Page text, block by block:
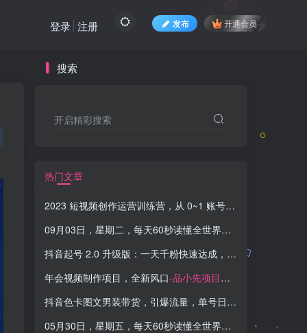
发布 开通会员
登录 注册
搜索
开启精彩搜索
热门文章
2023 短视频创作运营训练营，从 0~1 账号起步，学会底层逻辑思维、拍摄方法
09月03日，星期二，每天60秒读懂全世界！-品小先项目发源地
抖音起号 2.0 升级版：一天千粉快速达成，快速变现等你来
年会视频制作项目，全新风口-品小先项目发源地
抖音色卡图文男装带货，引爆流量，单号日入500+，操作简单，可矩阵【揭秘】
05月30日，星期五，每天60秒读懂全世界！-品小先项目发源地